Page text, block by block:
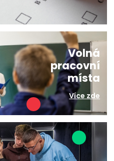
Volná
pracovní
místa
Více zde